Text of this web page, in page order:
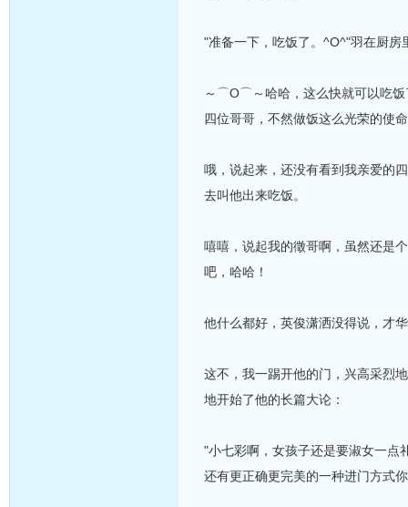
"准备一下，吃饭了。^O^"羽在厨房
～⌒O⌒～哈哈，这么快就可以吃饭
四位哥哥，不然做饭这么光荣的使
哦，说起来，还没有看到我亲爱的
去叫他出来吃饭。
嘻嘻，说起我的徵哥啊，虽然还是
吧，哈哈！
他什么都好，英俊潇洒没得说，才
这不，我一踢开他的门，兴高采烈
地开始了他的长篇大论：
"小七彩啊，女孩子还是要淑女一点
还有更正确更完美的一种进门方式